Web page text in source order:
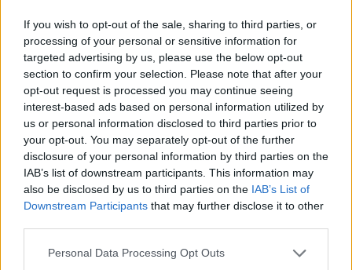
If you wish to opt-out of the sale, sharing to third parties, or
processing of your personal or sensitive information for
targeted advertising by us, please use the below opt-out
section to confirm your selection. Please note that after your
opt-out request is processed you may continue seeing
interest-based ads based on personal information utilized by
us or personal information disclosed to third parties prior to
your opt-out. You may separately opt-out of the further
disclosure of your personal information by third parties on the
IAB’s list of downstream participants. This information may
also be disclosed by us to third parties on the IAB’s List of
Downstream Participants that may further disclose it to other
Personal Data Processing Opt Outs
Elektromos autó
Más gyártókkal szövetkezne a Honda az
olcsó elektromos padlólemez miatt
Eriqo - 2021-07-17 0 hozzászólás
A cél a költségek csökkentése és a profit növelése a Hondánál.